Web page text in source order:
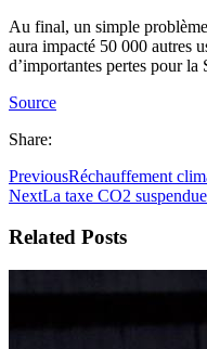
Au final, un simple
aura impacté 50 000 autres
d’importantes pertes pour
Source
Share:
PreviousRéchauffement
NextLa taxe CO2
Related Posts